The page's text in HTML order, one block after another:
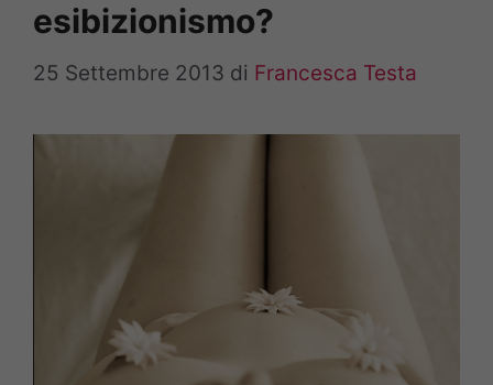
esibizionismo?
25 Settembre 2013 di Francesca Testa